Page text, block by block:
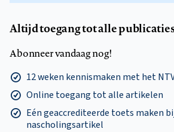
Altijd toegang tot alle
Abonneer vandaag nog!
12 weken kennismaken met het
Online toegang tot alle artikelen
Eén geaccrediteerde toets maken
nascholingsartikel